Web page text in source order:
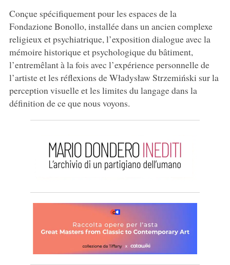
Conçue spécifiquement pour les espaces de la
Fondazione Bonollo, installée dans un ancien complexe
religieux et psychiatrique, l’exposition dialogue avec la
mémoire historique et psychologique du bâtiment,
l’entremêlant à la fois avec l’expérience personnelle de
l’artiste et les réflexions de Władysław Strzemiński sur la
perception visuelle et les limites du langage dans la
définition de ce que nous voyons.